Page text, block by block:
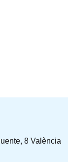
8 València